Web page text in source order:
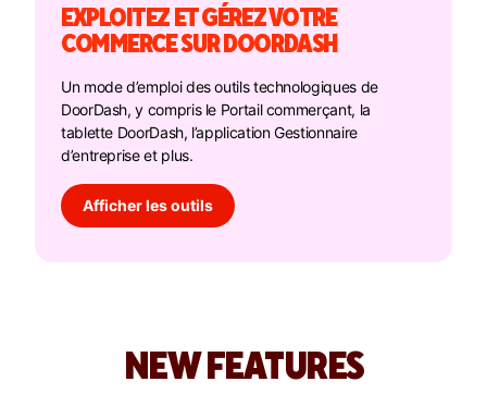
EXPLOITEZ ET GÉREZ VOTRE
COMMERCE SUR DOORDASH
Un mode d’emploi des outils technologiques de
DoorDash, y compris le Portail commerçant, la
tablette DoorDash, l’application Gestionnaire
d’entreprise et plus.
Afficher les outils
NEW FEATURES